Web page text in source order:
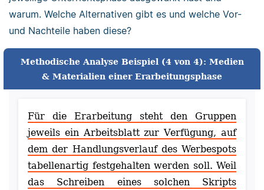
warum. Welche Alternativen gibt es und welche Vor-
und Nachteile haben diese?
Methodische Analyse Beispiel (4 von 4): Medien
& Materialien einer Erarbeitungsphase
Für die Erarbeitung steht den Gruppen
jeweils ein Arbeitsblatt zur Verfügung, auf
dem der Handlungsverlauf des Werbespots
tabellenartig festgehalten werden soll. Weil
das Schreiben eines solchen Skripts